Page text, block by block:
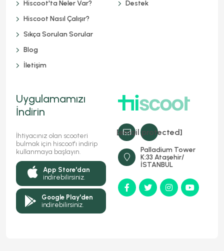
[email protected]
Palladium Tower
K:33 Ataşehir/
İSTANBUL
Hiscoot'ta Neler Var?
Hiscoot Nasıl Çalışır?
Sıkça Sorulan Sorular
Blog
İletişim
Destek
Uygulamamızı
İndirin
İhtiyacınız olan scooteri
bulmak için hiscoot'ı indirip
kullanmaya başlayın.
App Store'dan
indirebilirsiniz.
Google Play'den
indirebilirsiniz.